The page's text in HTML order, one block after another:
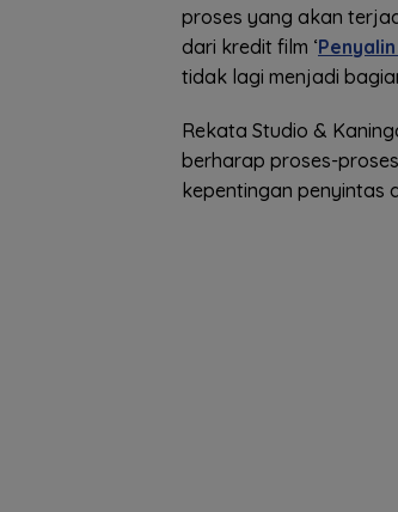
proses yang akan
dari kredit film ‘
tidak lagi menjadi
Rekata Studio &
berharap proses-
kepentingan penyintas